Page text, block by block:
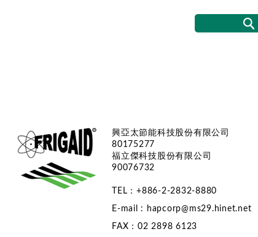
興亞太節能科技股份有限公司
80175277
福立傑科技股份有限公司
90076732
TEL：+886-2-2832-8880
E-mail : hapcorp@ms29.hinet.net
FAX：02 2898 6123